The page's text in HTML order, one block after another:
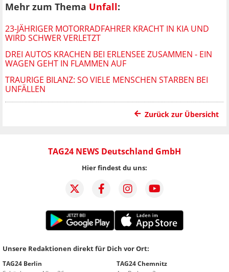
Mehr zum Thema Unfall:
23-JÄHRIGER MOTORRADFAHRER KRACHT IN KIA UND
WIRD SCHWER VERLETZT
DREI AUTOS KRACHEN BEI ERLENSEE ZUSAMMEN - EIN
WAGEN GEHT IN FLAMMEN AUF
TRAURIGE BILANZ: SO VIELE MENSCHEN STARBEN BEI
UNFÄLLEN
Zurück zur Übersicht
TAG24 NEWS Deutschland GmbH
Hier findest du uns:
Unsere Redaktionen direkt für Dich vor Ort:
TAG24 Berlin
TAG24 Chemnitz